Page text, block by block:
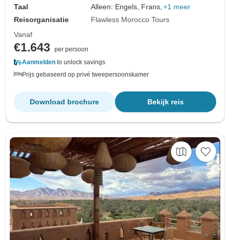
Taal
Alleen: Engels, Frans, +1 meer
Reisorganisatie
Flawless Morocco Tours
Vanaf
€1.643
per persoon
Aanmelden to unlock savings
Prijs gebaseerd op privé tweepersoonskamer
Bekijk reis
Download brochure